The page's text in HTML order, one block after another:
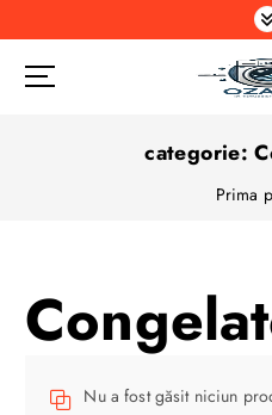
a
categorie:
Prima
Nu a fost găsit niciun